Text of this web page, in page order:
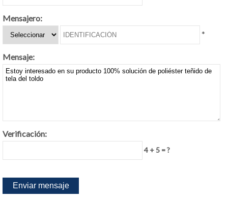
Mensajero:
*
Mensaje:
Verificación:
4 + 5 = ?